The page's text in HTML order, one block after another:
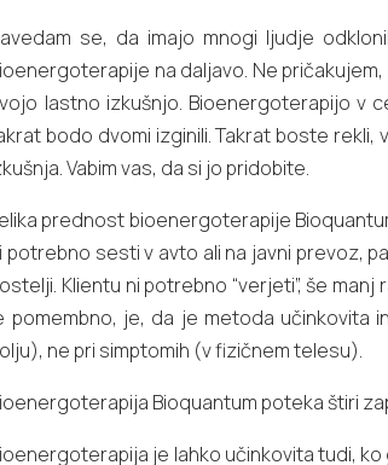
se, da imajo mnogi ljudje
na daljavo. Ne
lastno izkušnjo. Bioenergoterapijo v
bodo dvomi izginili. Takrat boste
Vabim vas, da si jo pridobite.
prednost bioenergoterapije
potrebno sesti v avto ali na javni prevoz,
Klientu ni potrebno “verjeti”, še
pomembno, je, da je metoda učinkovita
ne pri simptomih (v fizičnem telesu).
Bioquantum poteka štiri
je lahko učinkovita tudi,